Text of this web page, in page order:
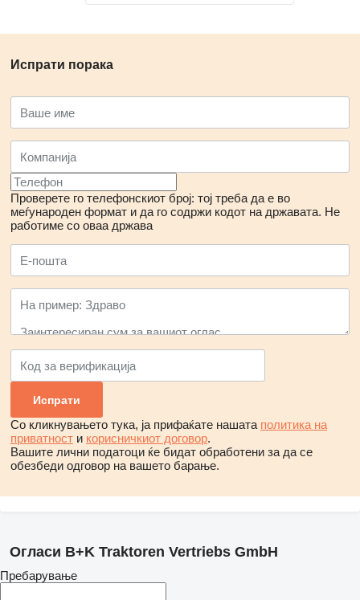
Испрати порака
Проверете го телефонскиот број: тој треба да е во
меѓународен формат и да го содржи кодот на државата. Не
работиме со оваа држава
Со кликнувањето тука, ја прифаќате нашата политика на
приватност и корисничкиот договор.
Вашите лични податоци ќе бидат обработени за да се
обезбеди одговор на вашето барање.
Огласи B+K Traktoren Vertriebs GmbH
Пребарување